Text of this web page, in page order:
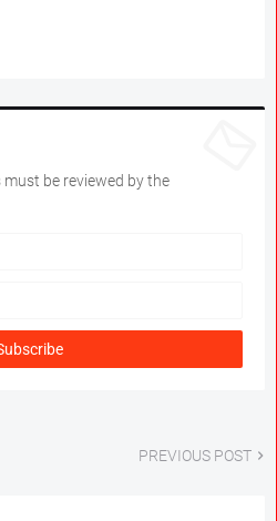
be reviewed by the
PREVIOUS POST